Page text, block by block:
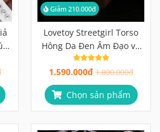
Giảm 210.000đ
Lovetoy Streetgirl Torso
Hông Da Đen Âm Đạo và
Hậu Môn
1.590.000đ 1.800.000đ
Chọn sản phẩm